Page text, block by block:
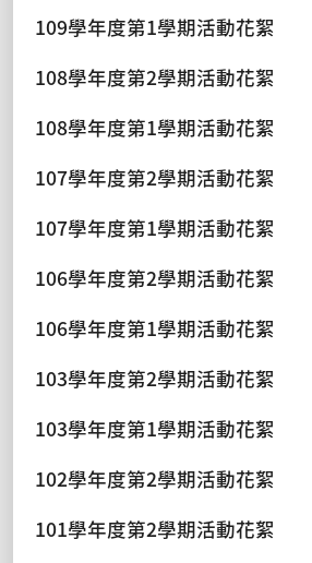
109學年度第1學期活動花絮
108學年度第2學期活動花絮
108學年度第1學期活動花絮
107學年度第2學期活動花絮
107學年度第1學期活動花絮
106學年度第2學期活動花絮
106學年度第1學期活動花絮
103學年度第2學期活動花絮
103學年度第1學期活動花絮
102學年度第2學期活動花絮
101學年度第2學期活動花絮